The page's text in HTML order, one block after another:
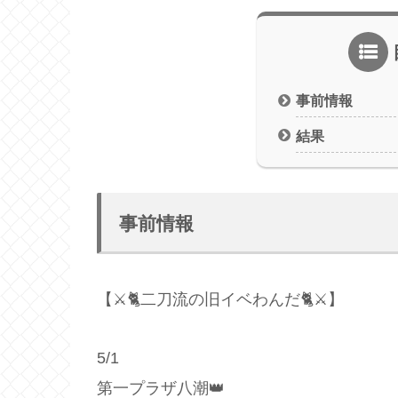
事前情報
結果
事前情報
【⚔🐈二刀流の旧イベわんだ🐈⚔】
5/1
第一プラザ八潮👑